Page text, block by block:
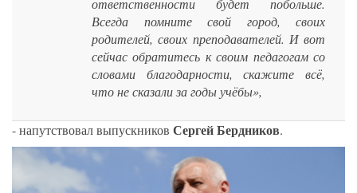
ответственности будет побольше.
Всегда помните свой город, своих
родителей, своих преподавателей. И вот
сейчас обратитесь к своим педагогам со
словами благодарности, скажите всё,
что не сказали за годы учёбы»,
- напутствовал выпускников Сергей Бердников.